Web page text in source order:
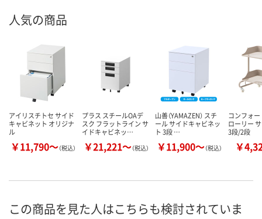
人気の商品
アイリスチトセ サイド
キャビネット オリジナ
ル
￥11,790～（税込）
プラス スチールOAデ
スク フラットライン サ
イドキャビネッ…
￥21,221～（税込）
山善（YAMAZEN） スチ
ール サイドキャビネッ
ト 3段 …
￥11,900～（税込）
コンフォ
ローリー
3段/2段
￥
この商品を見た人はこちらも検討されていま